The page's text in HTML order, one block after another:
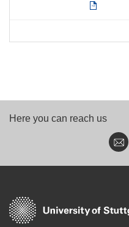
Here you can reach us